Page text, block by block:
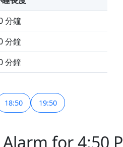
分鐘
分鐘
分鐘
18:50 19:50
for 4:50